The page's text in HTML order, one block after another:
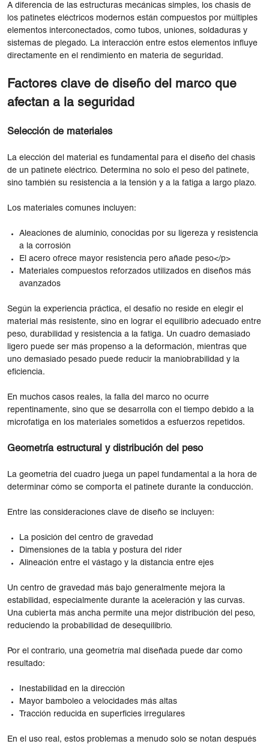
A diferencia de las estructuras mecánicas simples, los chasis de
los patinetes eléctricos modernos están compuestos por múltiples
elementos interconectados, como tubos, uniones, soldaduras y
sistemas de plegado. La interacción entre estos elementos influye
directamente en el rendimiento en materia de seguridad.
Factores clave de diseño del marco que
afectan a la seguridad
Selección de materiales
La elección del material es fundamental para el diseño del chasis
de un patinete eléctrico. Determina no solo el peso del patinete,
sino también su resistencia a la tensión y a la fatiga a largo plazo.
Los materiales comunes incluyen:
Aleaciones de aluminio, conocidas por su ligereza y resistencia
a la corrosión
El acero ofrece mayor resistencia pero añade peso</p>
Materiales compuestos reforzados utilizados en diseños más
avanzados
Según la experiencia práctica, el desafío no reside en elegir el
material más resistente, sino en lograr el equilibrio adecuado entre
peso, durabilidad y resistencia a la fatiga. Un cuadro demasiado
ligero puede ser más propenso a la deformación, mientras que
uno demasiado pesado puede reducir la maniobrabilidad y la
eficiencia.
En muchos casos reales, la falla del marco no ocurre
repentinamente, sino que se desarrolla con el tiempo debido a la
microfatiga en los materiales sometidos a esfuerzos repetidos.
Geometría estructural y distribución del peso
La geometría del cuadro juega un papel fundamental a la hora de
determinar cómo se comporta el patinete durante la conducción.
Entre las consideraciones clave de diseño se incluyen:
La posición del centro de gravedad
Dimensiones de la tabla y postura del rider
Alineación entre el vástago y la distancia entre ejes
Un centro de gravedad más bajo generalmente mejora la
estabilidad, especialmente durante la aceleración y las curvas.
Una cubierta más ancha permite una mejor distribución del peso,
reduciendo la probabilidad de desequilibrio.
Por el contrario, una geometría mal diseñada puede dar como
resultado:
Inestabilidad en la dirección
Mayor bamboleo a velocidades más altas
Tracción reducida en superficies irregulares
En el uso real, estos problemas a menudo solo se notan después